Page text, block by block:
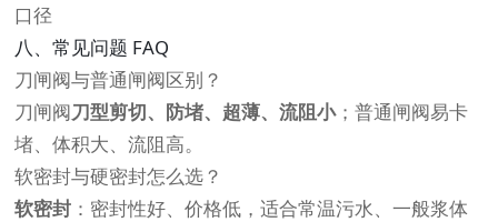
口径
八、常见问题 FAQ
刀闸阀与普通闸阀区别？
刀闸阀刀型剪切、防堵、超薄、流阻小；普通闸阀易卡
堵、体积大、流阻高。
软密封与硬密封怎么选？
软密封 ：密封性好、价格低，适合常温污水、一般浆体